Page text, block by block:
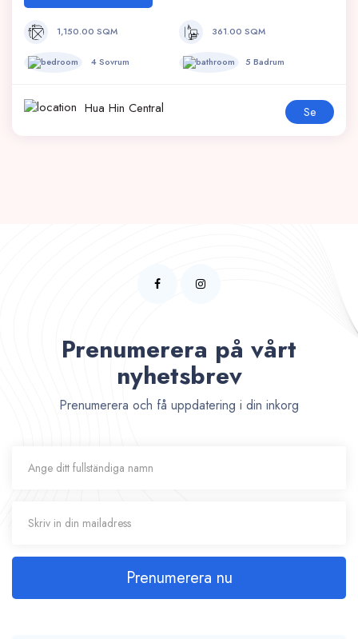
1,150.00 SQM 361.00 SQM
4 Sovrum 5 Badrum
Hua Hin Central Se
Prenumerera på vårt
nyhetsbrev
Prenumerera och få uppdatering i din inkorg
Prenumerera nu